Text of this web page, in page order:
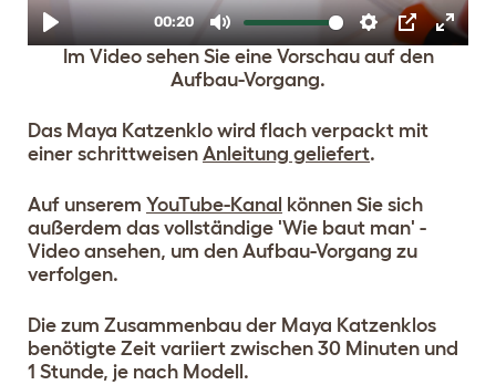
Im Video sehen Sie eine Vorschau auf den
Aufbau-Vorgang.
Das Maya Katzenklo wird flach verpackt mit
einer schrittweisen Anleitung geliefert.
Auf unserem YouTube-Kanal können Sie sich
außerdem das vollständige 'Wie baut man' -
Video ansehen, um den Aufbau-Vorgang zu
verfolgen.
Die zum Zusammenbau der Maya Katzenklos
benötigte Zeit variiert zwischen 30 Minuten und
1 Stunde, je nach Modell.